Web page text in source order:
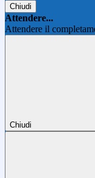
Chiudi
Attendere...
Attendere il
Chiudi